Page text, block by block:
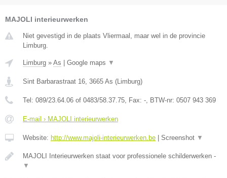
MAJOLI interieurwerken
Niet gevestigd in de plaats Vliermaal, maar wel in de provincie
Limburg.
Limburg » As | Google maps ▼
Sint Barbarastraat 16 3665 As (Limburg)
Tel: 089/23.64.06 of 0483/58.37.75 , Fax: - , BTW-nr: 0507 943 369
E-mail › MAJOLI interieurwerken
Website: http://www.majoli-interieurwerken.be | Screenshot ▼
MAJOLI Interieurwerken staat voor professionele schilderwerken -
▼